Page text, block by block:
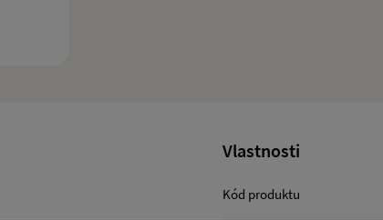
Vlastnosti
Kód produktu